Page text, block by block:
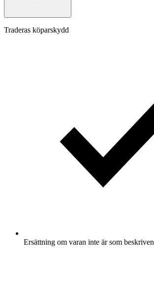
Traderas köparskydd
Ersättning om varan inte är som beskriven